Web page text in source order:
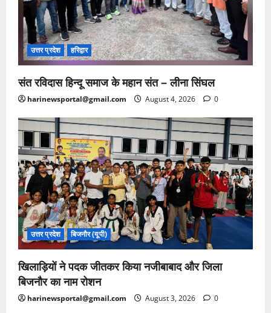
उत्तर प्रदेश हरिद्वार
संत रविदास हिन्दू समाज के महान संत – लीना सिंघल
harinewsportal@gmail.com August 4, 2026 0
उत्तर प्रदेश बिजनौर (यूपी)
खिलाड़ियों ने पदक जीतकर किया नजीबाबाद और जिला
बिजनौर का नाम रोशन
harinewsportal@gmail.com August 3, 2026 0